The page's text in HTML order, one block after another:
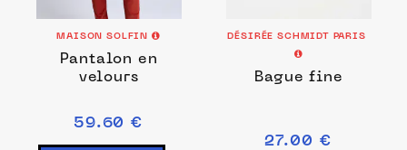
MAISON SOLFIN
Pantalon en
velours
59.60 €
DÉSIRÉE SCHMIDT PARIS
Bague fine
27.00 €